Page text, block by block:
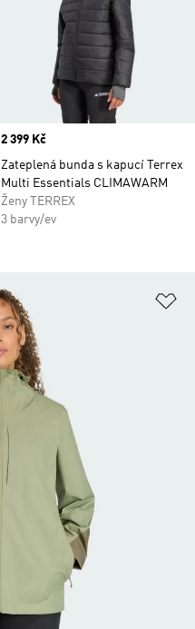
Price
2 399 Kč
Zateplená bunda s kapucí Terrex
Multi Essentials CLIMAWARM
Ženy TERREX
3 barvy/ev